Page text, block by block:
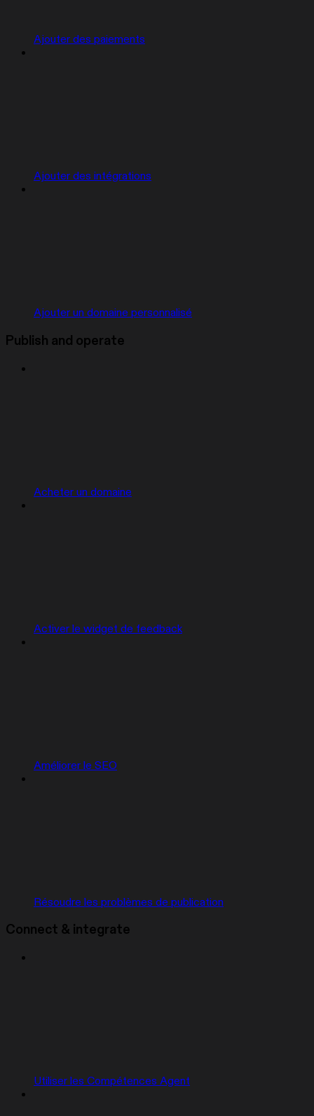
Ajouter des paiements
Ajouter des intégrations
Ajouter un domaine personnalisé
Publish and operate
Acheter un domaine
Activer le widget de feedback
Améliorer le SEO
Résoudre les problèmes de publication
Connect & integrate
Utiliser les Compétences Agent